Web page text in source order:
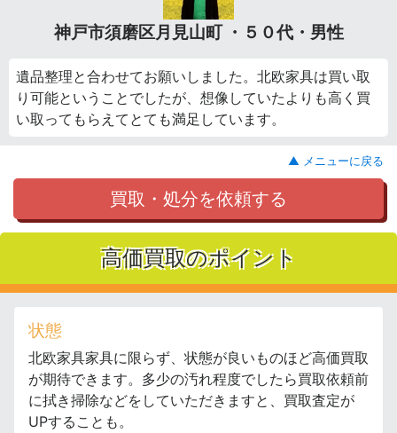
神戸市須磨区月見山町 ・５０代・男性
遺品整理と合わせてお願いしました。北欧家具は買い取
り可能ということでしたが、想像していたよりも高く買
い取ってもらえてとても満足しています。
▲ メニューに戻る
買取・処分を依頼する
高価買取のポイント
状態
北欧家具家具に限らず、状態が良いものほど高価買取
が期待できます。多少の汚れ程度でしたら買取依頼前
に拭き掃除などをしていただきますと、買取査定が
UPすることも。